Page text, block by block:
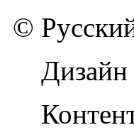
©
Дизайн
Контент